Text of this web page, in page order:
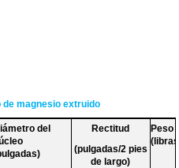
magnesio extruido
del
Rectitud
(pulgadas/2 pies
de largo)
Peso